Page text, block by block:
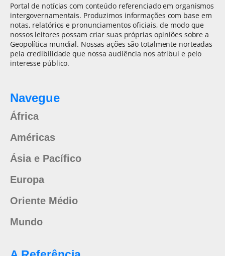
Portal de notícias com conteúdo referenciado em organismos
intergovernamentais. Produzimos informações com base em
notas, relatórios e pronunciamentos oficiais, de modo que
nossos leitores possam criar suas próprias opiniões sobre a
Geopolítica mundial. Nossas ações são totalmente norteadas
pela credibilidade que nossa audiência nos atribui e pelo
interesse público.
Navegue
África
Américas
Ásia e Pacífico
Europa
Oriente Médio
Mundo